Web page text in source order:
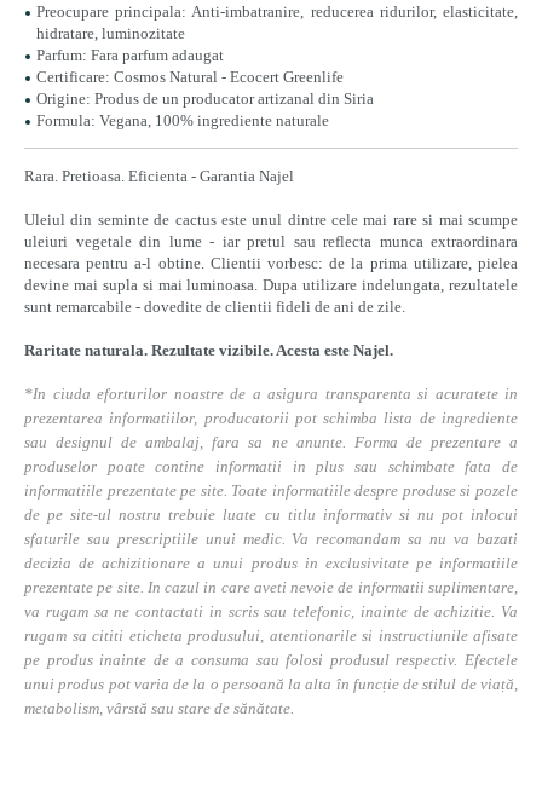
Preocupare principala: Anti-imbatranire, reducerea ridurilor, elasticitate,
hidratare, luminozitate
Parfum: Fara parfum adaugat
Certificare: Cosmos Natural - Ecocert Greenlife
Origine: Produs de un producator artizanal din Siria
Formula: Vegana, 100% ingrediente naturale
Rara. Pretioasa. Eficienta - Garantia Najel
Uleiul din seminte de cactus este unul dintre cele mai rare si mai scumpe
uleiuri vegetale din lume - iar pretul sau reflecta munca extraordinara
necesara pentru a-l obtine. Clientii vorbesc: de la prima utilizare, pielea
devine mai supla si mai luminoasa. Dupa utilizare indelungata, rezultatele
sunt remarcabile - dovedite de clientii fideli de ani de zile.
Raritate naturala. Rezultate vizibile. Acesta este Najel.
*In ciuda eforturilor noastre de a asigura transparenta si acuratete in
prezentarea informatiilor, producatorii pot schimba lista de ingrediente
sau designul de ambalaj, fara sa ne anunte. Forma de prezentare a
produselor poate contine informatii in plus sau schimbate fata de
informatiile prezentate pe site. Toate informatiile despre produse si pozele
de pe site-ul nostru trebuie luate cu titlu informativ si nu pot inlocui
sfaturile sau prescriptiile unui medic. Va recomandam sa nu va bazati
decizia de achizitionare a unui produs in exclusivitate pe informatiile
prezentate pe site. In cazul in care aveti nevoie de informatii suplimentare,
va rugam sa ne contactati in scris sau telefonic, inainte de achizitie. Va
rugam sa cititi eticheta produsului, atentionarile si instructiunile afisate
pe produs inainte de a consuma sau folosi produsul respectiv. Efectele
unui produs pot varia de la o persoană la alta în funcție de stilul de viață,
metabolism, vârstă sau stare de sănătate.